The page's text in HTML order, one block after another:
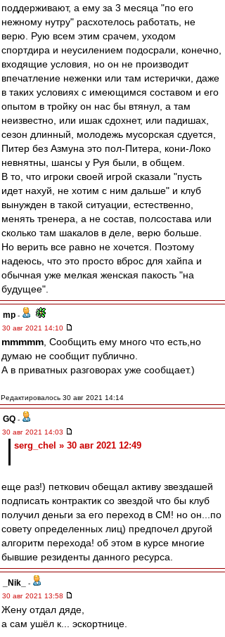
поддерживают, а ему за 3 месяца "по его
нежному нутру" расхотелось работать, не
верю. Рую всем этим срачем, уходом
спортдира и неусилением подосрали, конечно,
входящие условия, но он не производит
впечатление неженки или там истерички, даже
в таких условиях с имеющимся составом и его
опытом в тройку он нас бы втянул, а там
неизвестно, или ишак сдохнет, или падишах,
сезон длинный, молодежь мусорская сдуется,
Питер без Азмуна это пол-Питера, кони-Локо
невнятны, шансы у Руя были, в общем.
В то, что игроки своей игрой сказали "пусть
идет нахуй, не хотим с ним дальше" и клуб
вынужден в такой ситуации, естественно,
менять тренера, а не состав, полсостава или
сколько там шакалов в деле, верю больше.
Но верить все равно не хочется. Поэтому
надеюсь, что это просто вброс для хайпа и
обычная уже мелкая женская пакость "на
будущее".
mp -
30 авг 2021 14:10
mmmmm , Сообщить ему много что есть,но
думаю не сообщит публично.
А в приватных разговорах уже сообщает.)
Редактировалось 30 авг 2021 14:14
GQ -
30 авг 2021 14:03
serg_chel » 30 авг 2021 12:49
еще раз!) петкович обещал активу звездашей
подписать контрактик со звездой что бы клуб
получил деньги за его переход в СМ! но он...по
совету определенных лиц) предпочел другой
алгоритм перехода! об этом в курсе многие
бывшие резиденты данного ресурса.
_Nik_
-
30 авг 2021 13:58
Жену отдал дяде,
а сам ушёл к... эскортнице.